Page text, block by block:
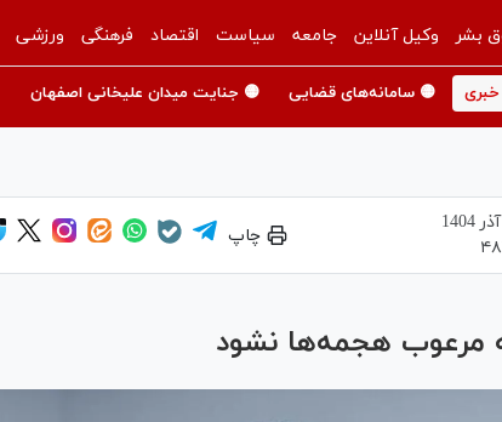
بشر وکیل آنلاین جامعه سیاست اقتصاد فرهنگی ورزشی
خبری 🟡 سامانه‌های قضایی 🟡 جنایت میدان علیخانی اصفهان
چاپ
مرعوب هجمه‌ها نشود